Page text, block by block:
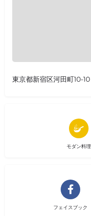
東京都新宿区河田町10-10
モダン料理
フェイスブック